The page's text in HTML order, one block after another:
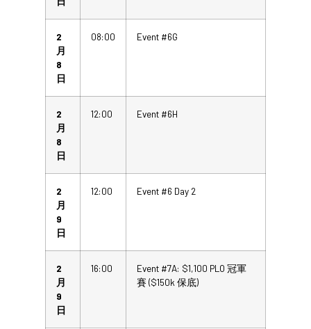
2
月
8
日
08:00 Event #6G
2
月
8
日
12:00 Event #6H
2
月
9
日
12:00 Event #6 Day 2
2
月
9
日
16:00
Event #7A: $1,100 PLO 冠軍
賽 ($150k 保底)